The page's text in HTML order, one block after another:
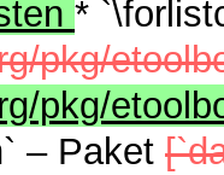
*
pkg/
pkg/
– Paket